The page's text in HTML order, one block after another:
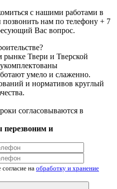
с нашими работами в
позвонить нам по телефону + 7
Вас вопрос.
рынке Твери и Тверской
умело и слаженно.
и нормативов круглый
согласовываются в
перезвоним и
на обработку и хранение